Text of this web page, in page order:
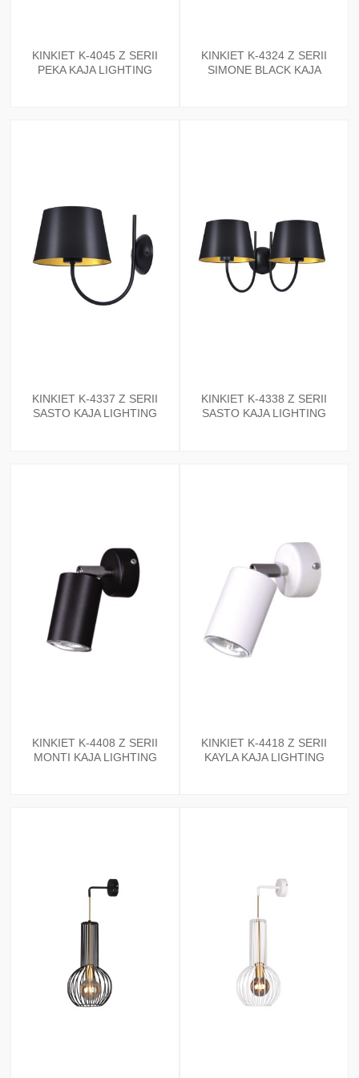
KINKIET K-4045 Z SERII
PEKA KAJA LIGHTING
KINKIET K-4324 Z SERII
SIMONE BLACK KAJA
KINKIET K-4337 Z SERII
SASTO KAJA LIGHTING
KINKIET K-4338 Z SERII
SASTO KAJA LIGHTING
KINKIET K-4408 Z SERII
MONTI KAJA LIGHTING
KINKIET K-4418 Z SERII
KAYLA KAJA LIGHTING